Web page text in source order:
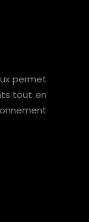
permet
tout en